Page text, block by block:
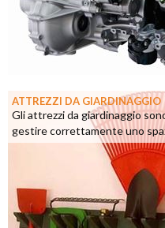
ATTREZZI DA GIARDINAGGIO
Gli attrezzi da giardinaggio
gestire correttamente uno